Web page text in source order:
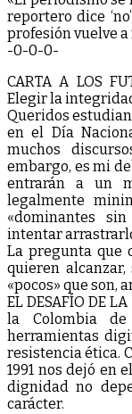
reportero dice
profesión vuelve a
-0-0-0-
CARTA A LOS
Elegir la
Queridos
en el Día
muchos
embargo, es mi
entrarán a un
legalmente
«dominantes
intentar
La pregunta que
quieren alcanzar,
«pocos» que son,
EL DESAFÍO DE
la Colombia
herramientas
resistencia ética.
1991 nos dejó en
dignidad no
carácter.